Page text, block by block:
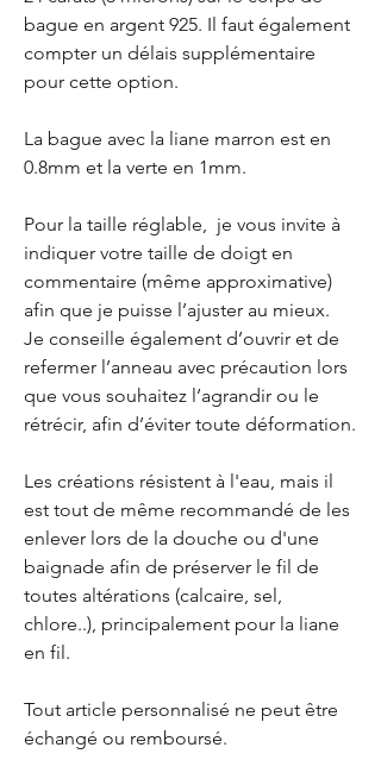
bague en argent 925. Il faut également
compter un délais supplémentaire
pour cette option.
La bague avec la liane marron est en
0.8mm et la verte en 1mm.
Pour la taille réglable, je vous invite à
indiquer votre taille de doigt en
commentaire (même approximative)
afin que je puisse l’ajuster au mieux.
Je conseille également d’ouvrir et de
refermer l’anneau avec précaution lors
que vous souhaitez l’agrandir ou le
rétrécir, afin d’éviter toute déformation.
Les créations résistent à l'eau, mais il
est tout de même recommandé de les
enlever lors de la douche ou d'une
baignade afin de préserver le fil de
toutes altérations (calcaire, sel,
chlore..), principalement pour la liane
en fil.
Tout article personnalisé ne peut être
échangé ou remboursé.